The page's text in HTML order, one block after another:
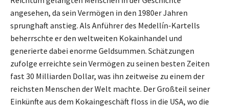
angesehen, da sein Vermögen in den 1980er Jahren
sprunghaft anstieg. Als Anführer des Medellín-Kartells
beherrschte er den weltweiten Kokainhandel und
generierte dabei enorme Geldsummen. Schätzungen
zufolge erreichte sein Vermögen zu seinen besten Zeiten
fast 30 Milliarden Dollar, was ihn zeitweise zu einem der
reichsten Menschen der Welt machte. Der Großteil seiner
Einkünfte aus dem Kokaingeschäft floss in die USA, wo die